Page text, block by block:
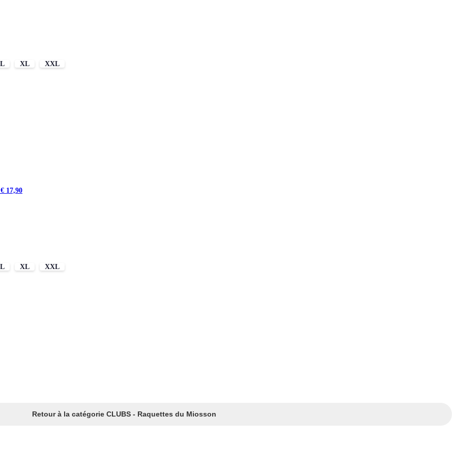
L XL
XXL
€ 17,90
L XL
XXL
Retour à la catégorie CLUBS - Raquettes du Miosson